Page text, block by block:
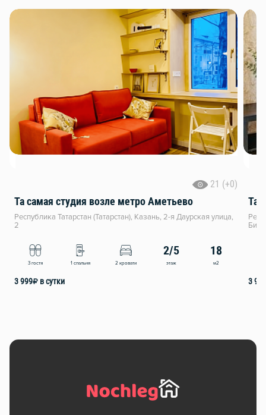
21 (+0)
Та самая студия возле метро Аметьево
Республика Татарстан (Татарстан), Казань, 2-я Даурская улица,
2
3 гостя 1 спальня 2 кровати
2/5
этаж
18
м2
3 999₽ в сутки
Та
3 999